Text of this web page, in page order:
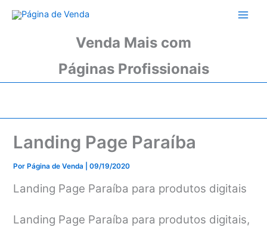
para
Venda Mais com
Páginas Profissionais
Landing Page Paraíba
PorPágina de Venda |09/19/2020
Landing Page Paraíba para produtos digitais
Landing Page Paraíba para produtos digitais,